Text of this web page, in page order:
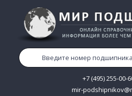
+7 (495) 255-00-
mir-